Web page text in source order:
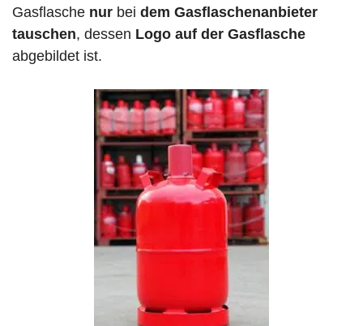
Gasflasche nur bei dem Gasflaschenanbieter
tauschen, dessen Logo auf der Gasflasche
abgebildet ist.